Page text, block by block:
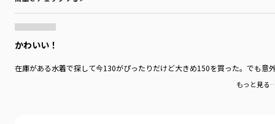
かわいい！
在庫がある水着で探して今130がぴったりだけど大きめ150を買った。でも意
もっと見る